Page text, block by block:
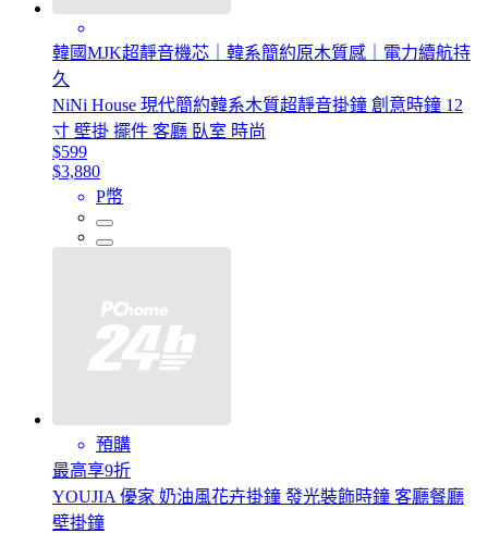
韓國MJK超靜音機芯｜韓系簡約原木質感｜電力續航持
久
NiNi House 現代簡約韓系木質超靜音掛鐘 創意時鐘 12
寸 壁掛 擺件 客廳 臥室 時尚
$599
$3,880
P幣
預購
最高享9折
YOUJIA 優家 奶油風花卉掛鐘 發光裝飾時鐘 客廳餐廳
壁掛鐘